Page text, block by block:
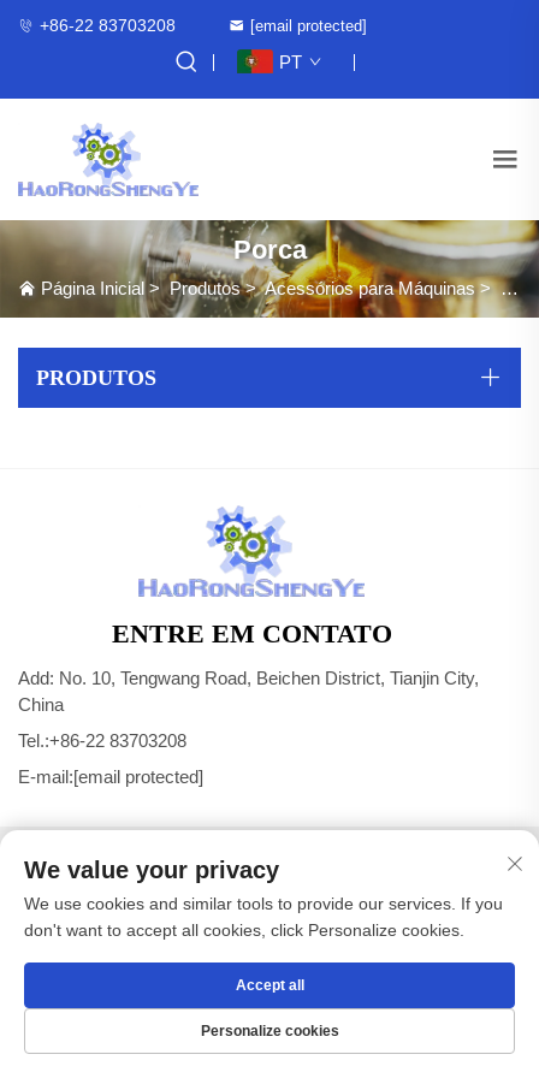
+86-22 83703208 [email protected]
PT
Porca
Página Inicial >Produtos>Acessórios para Máquinas >
PRODUTOS
ENTRE EM CONTATO
Add: No. 10, Tengwang Road, Beichen District, Tianjin City,
China
Tel.:+86-22 83703208
E-mail:[email protected]
Direitos autorais © Tianjin Haorongshengye Electrical
Equipment Co.,Ltd. Todos os direitos reservados -
Privacidade
We value your privacy
We use cookies and similar tools to provide our services. If you
don't want to accept all cookies, click Personalize cookies.
Personalize cookies
Accept all